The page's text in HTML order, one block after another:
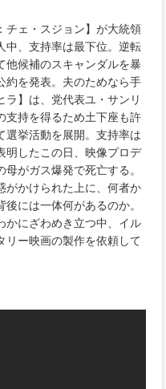
チェ・スジョン】が大統領
中、支持率は最下位。逆転
他候補のスキャンダルを暴
約を発表。夫のためなら手
】は、党代表ユ・サンリ
支持を得るため土下座も許
選挙活動を展開。支持率は
明したこの日、映像プロデ
がガス爆発で死亡する。
がかけられた上に、何者か
には一体何があるのか。
かにざわめき立つ中、イル
リー映画の製作を依頼して